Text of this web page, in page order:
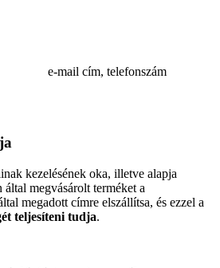
e-mail cím, telefonszám
kezelésének oka, illetve alapja
megvásárolt terméket a
megadott címre elszállítsa, és ezzel a
teljesíteni tudja.